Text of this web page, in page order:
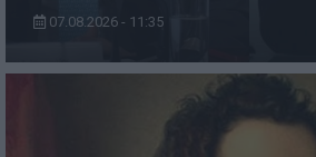
07.08.2026 - 11:35